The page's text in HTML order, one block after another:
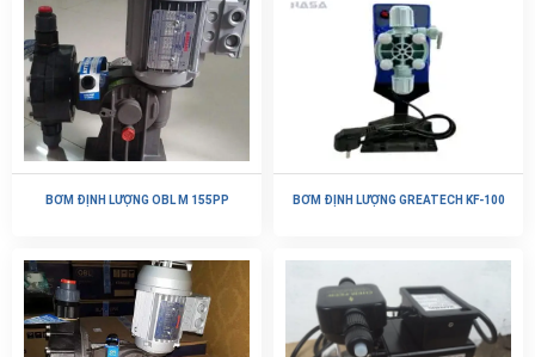
BƠM ĐỊNH LƯỢNG OBL M 155PP BƠM ĐỊNH LƯỢNG GREATECH KF-100